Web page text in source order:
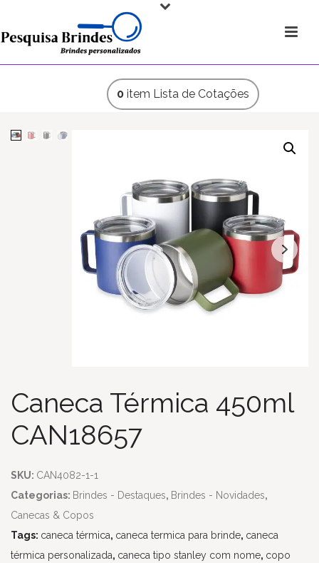
0item Lista de Cotações
Caneca Térmica 450ml
CAN18657
SKU: CAN4082-1-1
Categorias: Brindes - Destaques, Brindes - Novidades,
Canecas & Copos
Tags: caneca térmica, caneca termica para brinde, caneca
térmica personalizada, caneca tipo stanley com nome, copo